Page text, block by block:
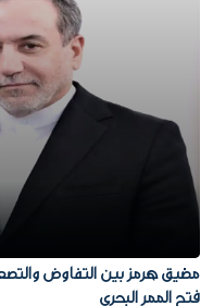
مضيق هرمز بين التفاوض
فتح الممر البحري